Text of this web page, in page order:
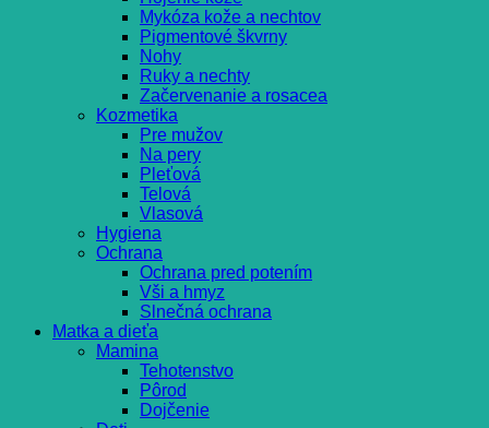
Mykóza kože a nechtov
Pigmentové škvrny
Nohy
Ruky a nechty
Začervenanie a rosacea
Kozmetika
Pre mužov
Na pery
Pleťová
Telová
Vlasová
Hygiena
Ochrana
Ochrana pred potením
Vši a hmyz
Slnečná ochrana
Matka a dieťa
Mamina
Tehotenstvo
Pôrod
Dojčenie